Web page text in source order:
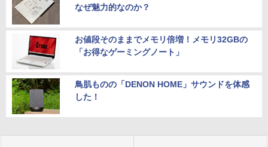
なぜ魅力的なのか？
お値段そのままでメモリ倍増！メモリ32GBの
「お得なゲーミングノート」
鳥肌ものの「DENON HOME」サウンドを体感
した！